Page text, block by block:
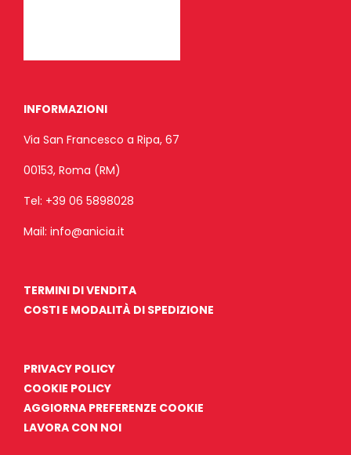
INFORMAZIONI
Via San Francesco a Ripa, 67
00153, Roma (RM)
Tel: +39 06 5898028
Mail: info@anicia.it
TERMINI DI VENDITA
COSTI E MODALITÀ DI SPEDIZIONE
PRIVACY POLICY
COOKIE POLICY
AGGIORNA PREFERENZE COOKIE
LAVORA CON NOI